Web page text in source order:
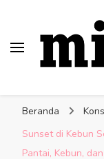
Beranda
Sunset di Kebun
Pantai, Kebun,